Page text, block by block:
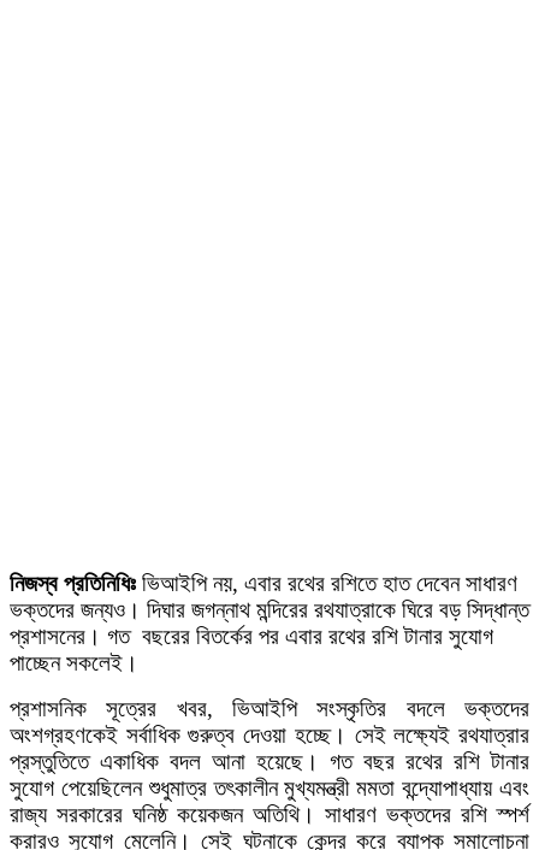
নিজস্ব প্রতিনিধিঃ ভিআইপি নয়, এবার রথের রশিতে হাত দেবেন সাধারণ
ভক্তদের জন্যও। দিঘার জগন্নাথ মন্দিরের রথযাত্রাকে ঘিরে বড় সিদ্ধান্ত
প্রশাসনের। গত বছরের বিতর্কের পর এবার রথের রশি টানার সুযোগ
পাচ্ছেন সকলেই।
প্রশাসনিক সূত্রের খবর, ভিআইপি সংস্কৃতির বদলে ভক্তদের
অংশগ্রহণকেই সর্বাধিক গুরুত্ব দেওয়া হচ্ছে। সেই লক্ষ্যেই রথযাত্রার
প্রস্তুতিতে একাধিক বদল আনা হয়েছে। গত বছর রথের রশি টানার
সুযোগ পেয়েছিলেন শুধুমাত্র তৎকালীন মুখ্যমন্ত্রী মমতা বন্দ্যোপাধ্যায় এবং
রাজ্য সরকারের ঘনিষ্ঠ কয়েকজন অতিথি। সাধারণ ভক্তদের রশি স্পর্শ
করারও সুযোগ মেলেনি। সেই ঘটনাকে কেন্দ্র করে ব্যাপক সমালোচনা